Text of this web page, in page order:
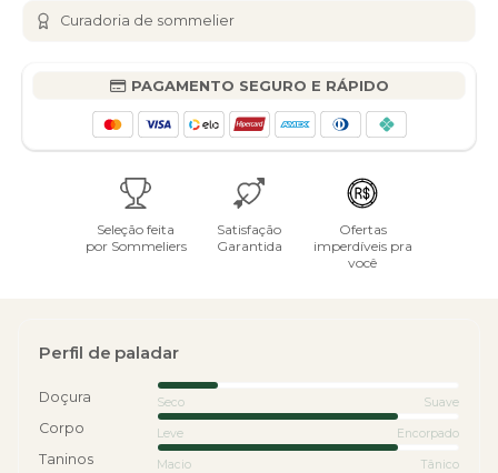
Curadoria de sommelier
PAGAMENTO SEGURO E RÁPIDO
Seleção feita
por Sommeliers
Satisfação
Garantida
Ofertas
imperdíveis pra
você
Perfil de paladar
Doçura Seco Suave
Corpo Leve Encorpado
Taninos Macio Tânico